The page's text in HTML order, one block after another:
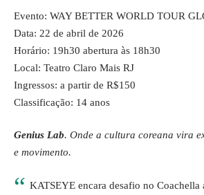
Evento: WAY BETTER WORLD TOUR
Data: 22 de abril de 2026
Horário: 19h30 abertura às 18h30
Local: Teatro Claro Mais RJ
Ingressos: a partir de R$150
Classificação: 14 anos
Genius Lab. Onde a cultura coreana vira
e movimento.
KATSEYE encara desafio no Coachella